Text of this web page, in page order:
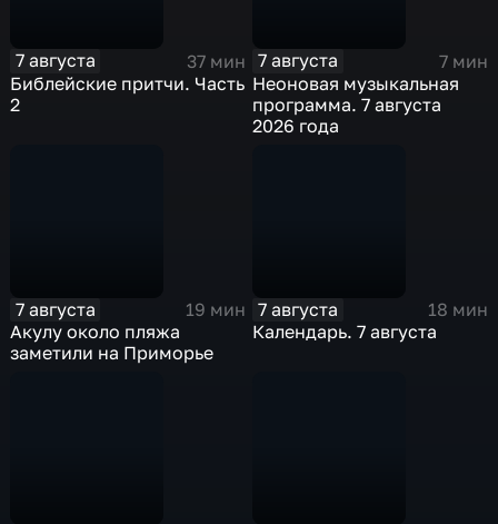
7 августа
37 мин
Библейские притчи. Часть
2
7 августа
7 мин
Неоновая музыкальная
программа. 7 августа
2026 года
7 августа
19 мин
Акулу около пляжа
заметили на Приморье
7 августа
18 мин
Календарь. 7 августа